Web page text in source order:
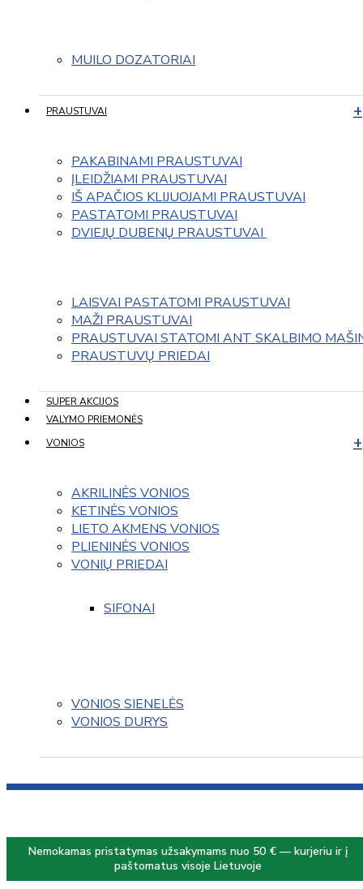
MUILO DOZATORIAI
PRAUSTUVAI
PAKABINAMI PRAUSTUVAI
ĮLEIDŽIAMI PRAUSTUVAI
IŠ APAČIOS KLIJUOJAMI PRAUSTUVAI
PASTATOMI PRAUSTUVAI
DVIEJŲ DUBENŲ PRAUSTUVAI
LAISVAI PASTATOMI PRAUSTUVAI
MAŽI PRAUSTUVAI
PRAUSTUVAI STATOMI ANT SKALBIMO
PRAUSTUVŲ PRIEDAI
SUPER AKCIJOS
VALYMO PRIEMONĖS
VONIOS
AKRILINĖS VONIOS
KETINĖS VONIOS
LIETO AKMENS VONIOS
PLIENINĖS VONIOS
VONIŲ PRIEDAI
SIFONAI
VONIOS SIENELĖS
VONIOS DURYS
Nemokamas pristatymas užsakymams nuo 50 € — kurjeriu ir į
paštomatus visoje Lietuvoje